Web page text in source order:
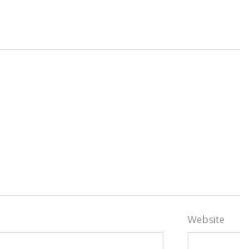
Website